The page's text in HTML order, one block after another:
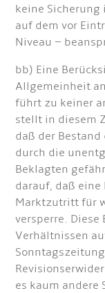
keine Sicherung
auf dem vor
Niveau –
bb) Eine
Allgemeinheit
führt zu keiner
stellt in diesem
daß der
durch die
Beklagten
darauf, daß
Marktzutritt für
versperre. Diese
Verhältnissen
es kaum andere